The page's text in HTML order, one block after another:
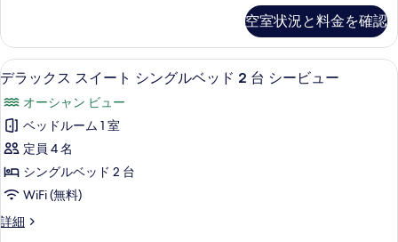
べ
て
の
写
真
を
表
示
す
細
シ
ン
グ
ル
ベ
ッ
ド
2
台
ス
ス
イ
ト
シ
グ
ル
ベ
ッ
ド
空室状況と料金を確認
デ
ラ
ッ
ク
ス
ス
イ
ー
ミニバー、セーフティボックス (室
5
デラックス スイート シングルベッド 2 台 シービュー
オーシャン ビュー
ベッドルーム 1 室
定員 4 名
シングルベッド 2 台
WiFi (無料)
詳細
デ